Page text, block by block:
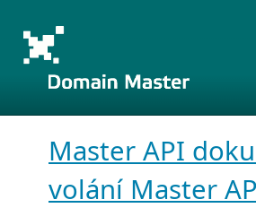
Master API
volání Master